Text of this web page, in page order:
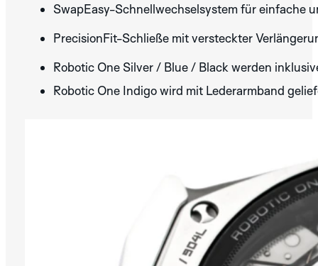
SwapEasy-Schnellwechselsystem für einfache
PrecisionFit-Schließe mit versteckter
Robotic One Silver / Blue / Black werden
Robotic One Indigo wird mit Lederarmband